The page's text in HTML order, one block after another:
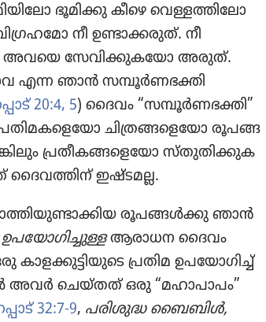
ഭൂമിക്കു കീഴെ വെള്ളത്തി​ലോ
നീ ഉണ്ടാക്ക​രുത്‌. നീ
അവയെ സേവി​ക്കു​ക​യോ അരുത്‌.
എന്ന ഞാൻ സമ്പൂർണ​ഭ​ക്തി
20:4, 5) ദൈവം “സമ്പൂർണ​ഭ​ക്തി”
ചിത്ര​ങ്ങ​ളെ​യോ രൂപങ്ങ​
പ്രതീ​ക​ങ്ങ​ളെ​യോ സ്‌തു​തി​ക്കു​ക​
ഇഷ്ടമല്ല.
രൂപങ്ങൾക്കു ഞാൻ
ഉപയോ​ഗി​ച്ചു​ള്ളആരാധന ദൈവം
കാളക്കു​ട്ടി​യു​ടെ പ്രതിമ ഉപയോ​ഗിച്ച്‌
അവർ ചെയ്‌തത്‌ ഒരു “മഹാപാ​പം”
32:7-9, പരിശുദ്ധ ബൈബിൾ,